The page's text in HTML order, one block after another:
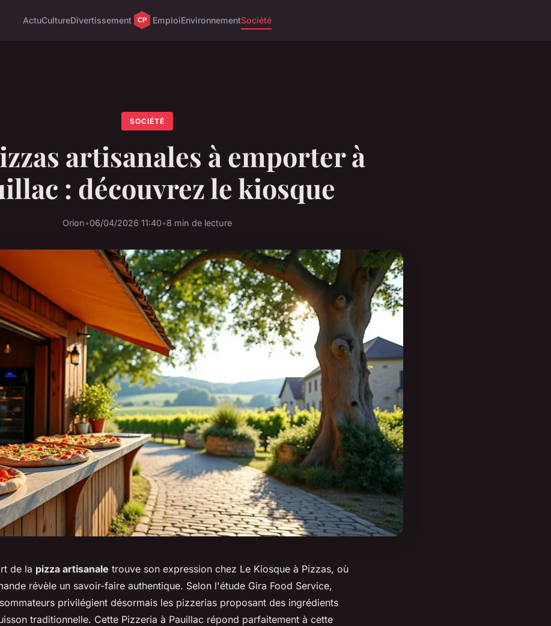
ActuCultureDivertissement EmploiEnvironnementSociété
SOCIÉTÉ
artisanales à emporter à
: découvrez le kiosque
Orion•06/04/2026 11:40•8 min de lecture
de la pizza artisanale trouve son expression chez Le Kiosque à Pizzas, où
révèle un savoir-faire authentique. Selon l'étude Gira Food Service,
privilégient désormais les pizzerias proposant des ingrédients
traditionnelle. Cette Pizzeria à Pauillac répond parfaitement à cette